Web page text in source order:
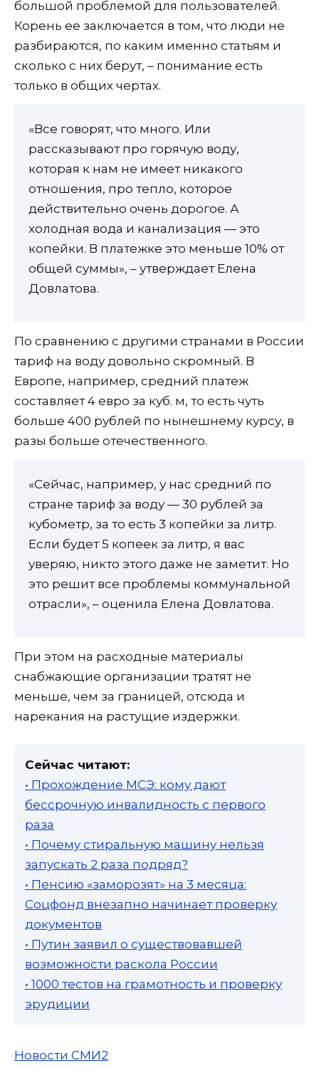
большой проблемой для пользователей.
Корень ее заключается в том, что люди не
разбираются, по каким именно статьям и
сколько с них берут, – понимание есть
только в общих чертах.
«Все говорят, что много. Или
рассказывают про горячую воду,
которая к нам не имеет никакого
отношения, про тепло, которое
действительно очень дорогое. А
холодная вода и канализация — это
копейки. В платежке это меньше 10% от
общей суммы», – утверждает Елена
Довлатова.
По сравнению с другими странами в России
тариф на воду довольно скромный. В
Европе, например, средний платеж
составляет 4 евро за куб. м, то есть чуть
больше 400 рублей по нынешнему курсу, в
разы больше отечественного.
«Сейчас, например, у нас средний по
стране тариф за воду — 30 рублей за
кубометр, за то есть 3 копейки за литр.
Если будет 5 копеек за литр, я вас
уверяю, никто этого даже не заметит. Но
это решит все проблемы коммунальной
отрасли», – оценила Елена Довлатова.
При этом на расходные материалы
снабжающие организации тратят не
меньше, чем за границей, отсюда и
нарекания на растущие издержки.
Сейчас читают:
• Прохождение МСЭ: кому дают
бессрочную инвалидность с первого
раза
• Почему стиральную машину нельзя
запускать 2 раза подряд?
• Пенсию «заморозят» на 3 месяца:
Соцфонд внезапно начинает проверку
документов
• Путин заявил о существовавшей
возможности раскола России
• 1000 тестов на грамотность и проверку
эрудиции
Новости СМИ2